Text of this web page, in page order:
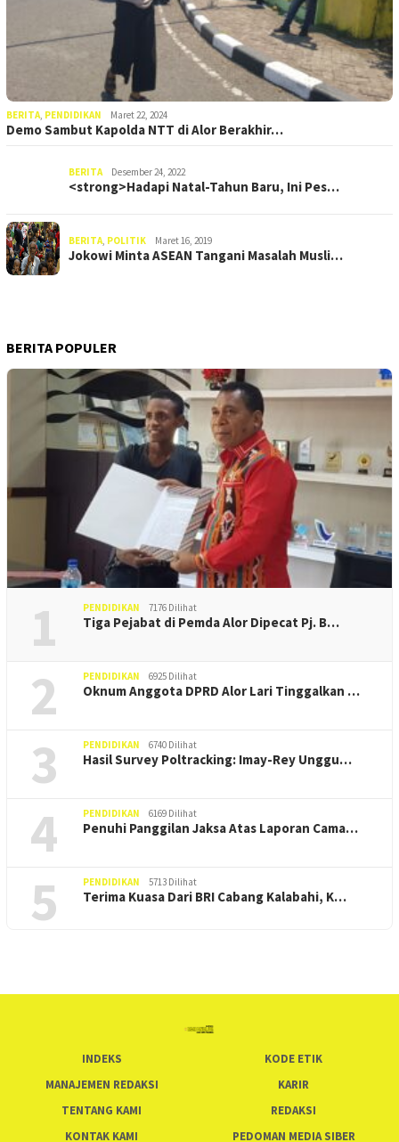
BERITA, PENDIDIKAN Maret 22, 2024
Demo Sambut Kapolda NTT di Alor Berakhir…
BERITA Desember 24, 2022
<strong>Hadapi Natal-Tahun Baru, Ini Pes…
BERITA, POLITIK Maret 16, 2019
Jokowi Minta ASEAN Tangani Masalah Musli…
BERITA POPULER
1 PENDIDIKAN 7176 Dilihat
Tiga Pejabat di Pemda Alor Dipecat Pj. B…
2 PENDIDIKAN 6925 Dilihat
Oknum Anggota DPRD Alor Lari Tinggalkan …
3 PENDIDIKAN 6740 Dilihat
Hasil Survey Poltracking: Imay-Rey Unggu…
4 PENDIDIKAN 6169 Dilihat
Penuhi Panggilan Jaksa Atas Laporan Cama…
5 PENDIDIKAN 5713 Dilihat
Terima Kuasa Dari BRI Cabang Kalabahi, K…
INDEKS
KODE ETIK
MANAJEMEN REDAKSI
KARIR
TENTANG KAMI
REDAKSI
KONTAK KAMI
PEDOMAN MEDIA SIBER